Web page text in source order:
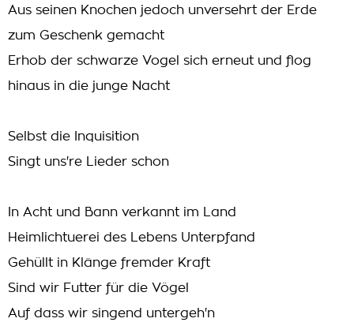
Aus seinen Knochen jedoch unversehrt der Erde
zum Geschenk gemacht
Erhob der schwarze Vogel sich erneut und flog
hinaus in die junge Nacht
Selbst die Inquisition
Singt uns're Lieder schon
In Acht und Bann verkannt im Land
Heimlichtuerei des Lebens Unterpfand
Gehüllt in Klänge fremder Kraft
Sind wir Futter für die Vögel
Auf dass wir singend untergeh'n